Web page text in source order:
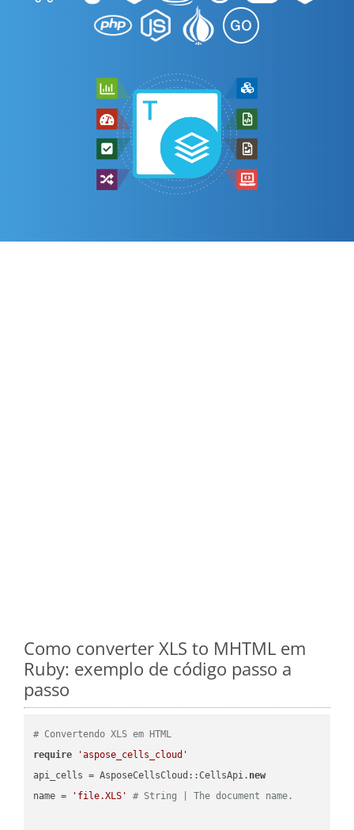
Como converter XLS to MHTML em
Ruby: exemplo de código passo a
passo
# Convertendo XLS em HTML
require
'aspose_cells_cloud'
api_cells = AsposeCellsCloud::CellsApi. new
name =
'file.XLS' # String | The document name.